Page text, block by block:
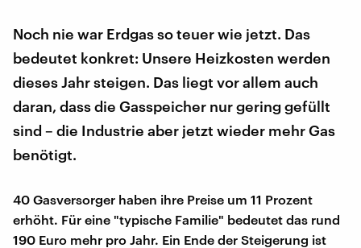
Noch nie war Erdgas so teuer wie jetzt. Das
bedeutet konkret: Unsere Heizkosten werden
dieses Jahr steigen. Das liegt vor allem auch
daran, dass die Gasspeicher nur gering gefüllt
sind – die Industrie aber jetzt wieder mehr Gas
benötigt.
40 Gasversorger haben ihre Preise um 11 Prozent
erhöht. Für eine "typische Familie" bedeutet das rund
190 Euro mehr pro Jahr. Ein Ende der Steigerung ist